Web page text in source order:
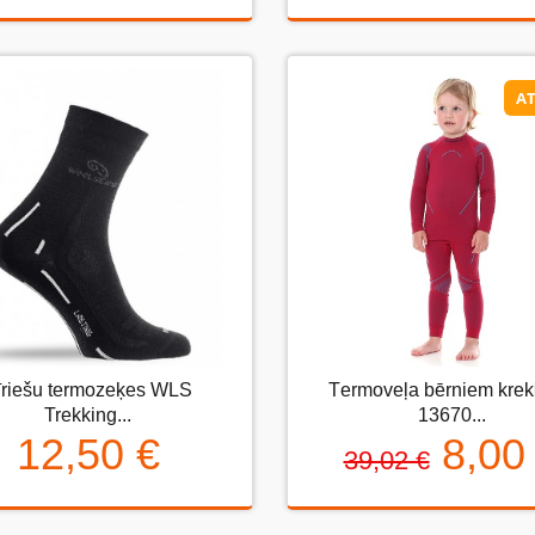
termozeķes WLS
Trekking...
12,50 €
termozeķes WLS Trekking...
12,50 €
Тermoveļa bērniem
13670...
39,02 € 8,00
Тermoveļa bērniem krekls
13670...
8,00 €